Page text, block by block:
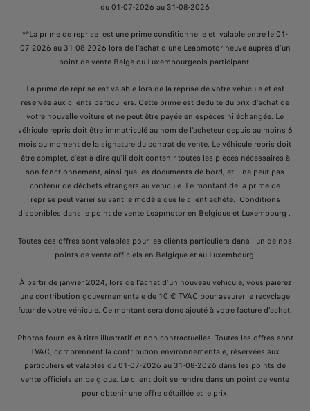
du 01-07-2026 au 31-08-2026
**La prime de reprise est une prime conditionnelle et valable entre le 01-
07-2026 au 31-08-2026 lors de l'achat d’une Leapmotor neuve auprès d’un
point de vente Belge ou Luxembourgeois participant.
La prime de reprise est valable lors de la reprise de votre véhicule et est
réservée aux clients particuliers. Cette prime est déduite du prix d'achat de
votre nouvelle voiture et ne peut être payée en espèces ni échangée. Le
véhicule repris doit être immatriculé au nom de l’acheteur depuis au moins 6
mois au moment de la signature du contrat de vente. Le véhicule repris doit
être complet, c’est-à-dire qu’il doit contenir toutes les pièces nécessaires à
son fonctionnement, ainsi que les documents de bord, et il ne peut pas
contenir de déchets étrangers au véhicule. Le montant de la prime de
reprise peut varier suivant le modèle que le client achète. Conditions
disponibles dans le point de vente Leapmotor en Belgique et Luxembourg .
Toutes ces offres sont valables pour les clients particuliers dans l'un de nos
points de vente officiels en Belgique et au Luxembourg.
À partir de janvier 2024, lors de l’achat d’un nouveau véhicule, vous paierez
une contribution gouvernementale de 10 € TVAC pour assurer le recyclage
futur de votre véhicule. Ce montant sera donc ajouté à votre facture d’achat.
Photos fournies à titre illustratif et non-contractuelles. Toutes les offres sont
TVAC, comprennent la contribution environnementale, réservées aux
particuliers et valables du01-07-2026 au 31-08-2026 dans les points de
vente officiels en belgique. Le client doit se rendre dans un point de vente
pour obtenir une offre détaillée et le prix.